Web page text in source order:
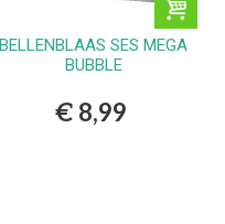
BELLENBLAAS SES MEGA
BUBBLE
€ 8,99